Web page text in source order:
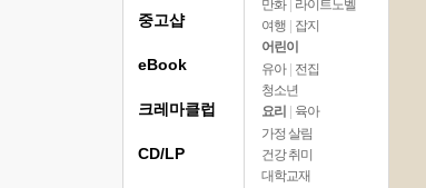
만화 | 라이트노벨
여행
잡지
어린이
유아 | 전집
청소년
요리
육아
가정 살림
건강 취미
대학교재
중고샵
eBook
크레마클럽
CD/LP